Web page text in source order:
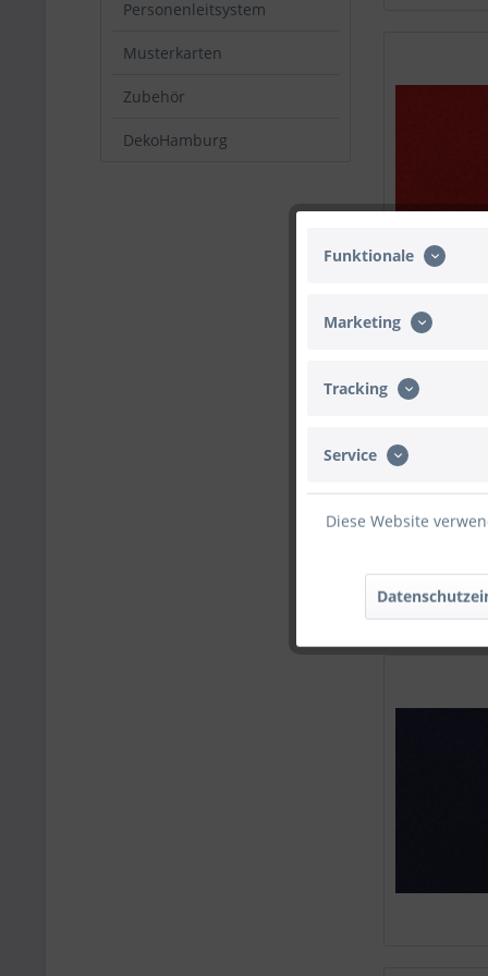
Personenleitsystem
Musterkarten
Zubehör
DekoHamburg
Funktionale
Marketing
Tracking
Service
Diese Website